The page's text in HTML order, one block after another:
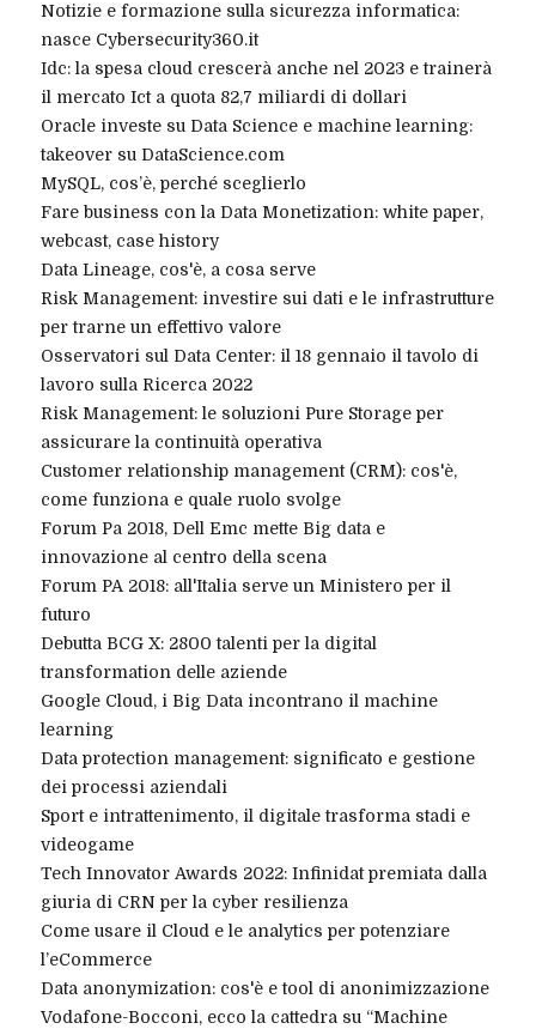
Notizie e formazione sulla sicurezza informatica:
nasce Cybersecurity360.it
Idc: la spesa cloud crescerà anche nel 2023 e trainerà
il mercato Ict a quota 82,7 miliardi di dollari
Oracle investe su Data Science e machine learning:
takeover su DataScience.com
MySQL, cos’è, perché sceglierlo
Fare business con la Data Monetization: white paper,
webcast, case history
Data Lineage, cos'è, a cosa serve
Risk Management: investire sui dati e le infrastrutture
per trarne un effettivo valore
Osservatori sul Data Center: il 18 gennaio il tavolo di
lavoro sulla Ricerca 2022
Risk Management: le soluzioni Pure Storage per
assicurare la continuità operativa
Customer relationship management (CRM): cos'è,
come funziona e quale ruolo svolge
Forum Pa 2018, Dell Emc mette Big data e
innovazione al centro della scena
Forum PA 2018: all'Italia serve un Ministero per il
futuro
Debutta BCG X: 2800 talenti per la digital
transformation delle aziende
Google Cloud, i Big Data incontrano il machine
learning
Data protection management: significato e gestione
dei processi aziendali
Sport e intrattenimento, il digitale trasforma stadi e
videogame
Tech Innovator Awards 2022: Infinidat premiata dalla
giuria di CRN per la cyber resilienza
Come usare il Cloud e le analytics per potenziare
l’eCommerce
Data anonymization: cos'è e tool di anonimizzazione
Vodafone-Bocconi, ecco la cattedra su “Machine